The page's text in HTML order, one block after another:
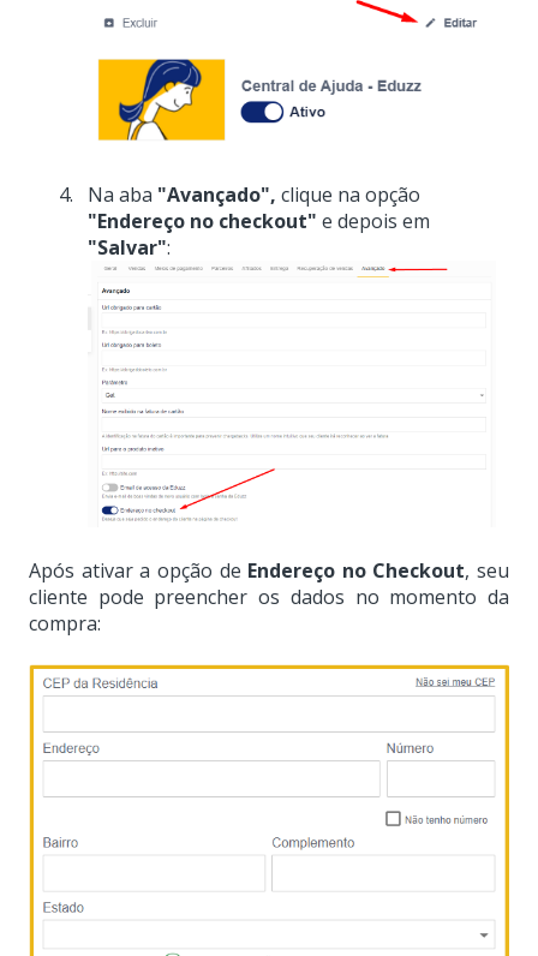
Na aba "Avançado", clique na opção
"Endereço no checkout" e depois em
"Salvar":
Após ativar a opção de Endereço no Checkout, seu
cliente pode preencher os dados no momento da
compra: